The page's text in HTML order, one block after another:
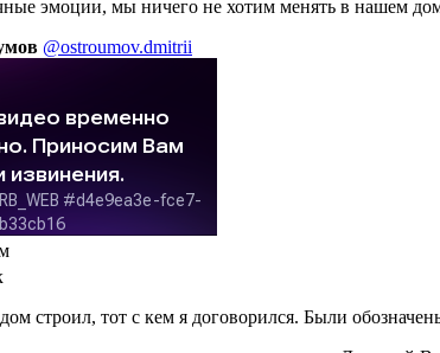
эмоции, мы ничего не хотим менять в нашем
@ostroumov.dmitrii
строил, тот с кем я договорился. Были